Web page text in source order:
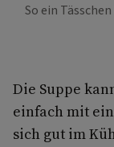
So ein
Die Suppe
einfach mit
sich gut im